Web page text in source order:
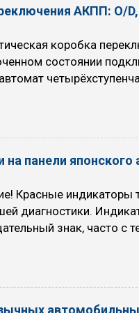
АКПП: O/D,
коробка
состоянии
топлива уменьшается.
никогда
НЕ
панели японского
Красные индикаторы
диагностики.
знак, часто с
проверяйте сообщение